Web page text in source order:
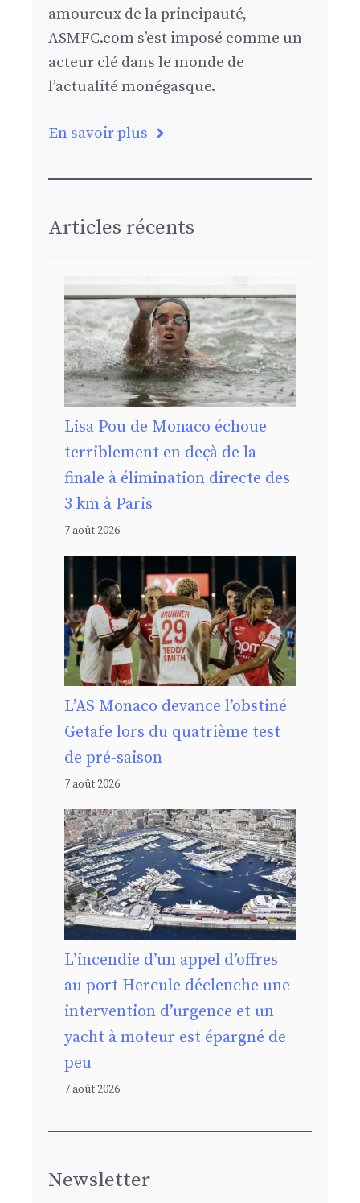
amoureux de la principauté,
ASMFC.com s’est imposé comme un
acteur clé dans le monde de
l’actualité monégasque.
En savoir plus
Articles récents
Lisa Pou de Monaco échoue
terriblement en deçà de la
finale à élimination directe des
3 km à Paris
7 août 2026
L’AS Monaco devance l’obstiné
Getafe lors du quatrième test
de pré-saison
7 août 2026
L’incendie d’un appel d’offres
au port Hercule déclenche une
intervention d’urgence et un
yacht à moteur est épargné de
peu
7 août 2026
Newsletter